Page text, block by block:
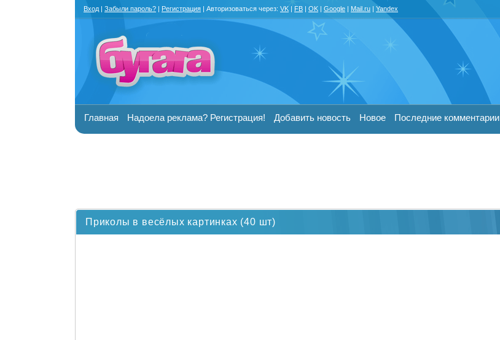
Приколы в весёлых картинках (40 шт)
Вход | Забыли пароль? | Регистрация | Авторизоваться через: VK | FB | OK | Google | Mail.ru | Yandex
Главная Надоела реклама? Регистрация! Добавить новость Новое Последние комментарии